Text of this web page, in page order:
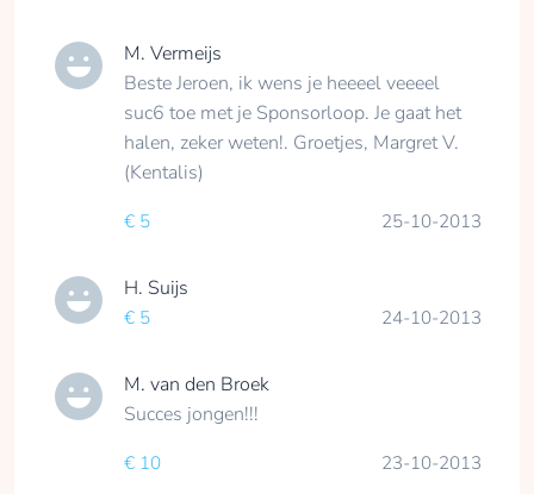
M. Vermeijs
Beste Jeroen, ik wens je heeeel veeeel
suc6 toe met je Sponsorloop. Je gaat het
halen, zeker weten!. Groetjes, Margret V.
(Kentalis)
€ 5 25-10-2013
H. Suijs
€ 5 24-10-2013
M. van den Broek
Succes jongen!!!
€ 10 23-10-2013